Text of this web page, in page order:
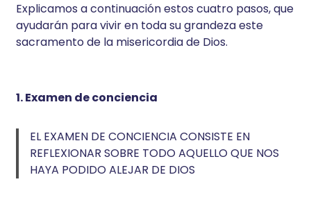
Explicamos a continuación estos cuatro pasos, que
ayudarán para vivir en toda su grandeza este
sacramento de la misericordia de Dios.
1. Examen de conciencia
EL EXAMEN DE CONCIENCIA CONSISTE EN
REFLEXIONAR SOBRE TODO AQUELLO QUE NOS
HAYA PODIDO ALEJAR DE DIOS